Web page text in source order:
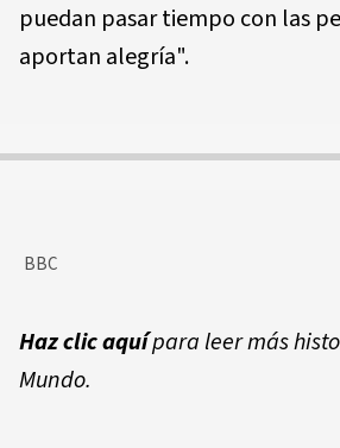
puedan pasar tiempo con las
aportan alegría".
BBC
Haz clic aquípara leer más
Mundo.